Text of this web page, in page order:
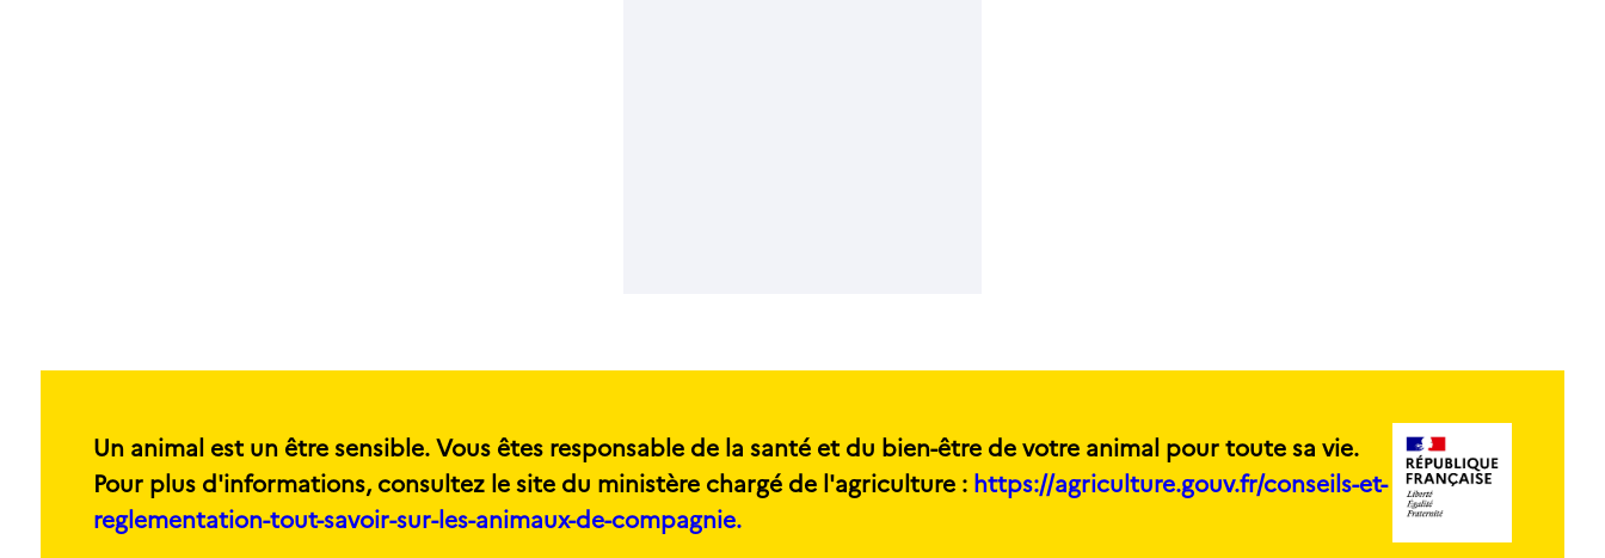
Un animal est un être sensible. Vous êtes responsable de la santé et du bien-être de votre animal pour toute sa vie.
Pour plus d'informations, consultez le site du ministère chargé de l'agriculture : https://agriculture.gouv.fr/conseils-et-
reglementation-tout-savoir-sur-les-animaux-de-compagnie.